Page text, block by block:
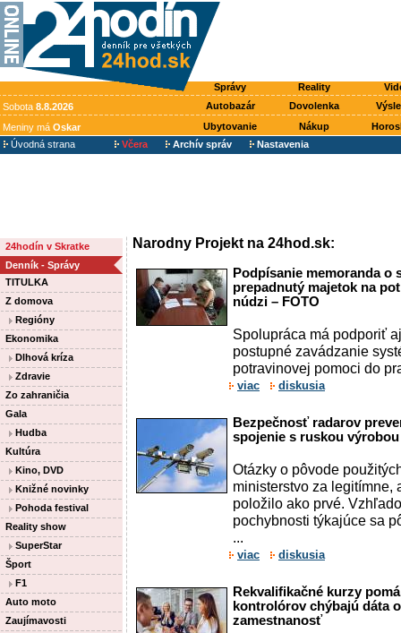
Správy Reality
Sobota 8.8.2026 Autobazár Dovolenka
Meniny má Oskar Ubytovanie Nákup
Úvodná strana
Včera Archív správ Nastavenia
24hodín v Skratke
Denník - Správy
TITULKA
Z domova
Regióny
Ekonomika
Dlhová kríza
Zdravie
Zo zahraničia
Gala
Hudba
Kultúra
Kino, DVD
Knižné novinky
Pohoda festival
Reality show
SuperStar
Šport
F1
Auto moto
Zaujímavosti
Narodny Projekt na 24hod.sk:
Podpísanie memoranda
prepadnutý majetok na
núdzi – FOTO
Spolupráca má podporiť
postupné zavádzanie
potravinovej pomoci do
viac diskusia
Bezpečnosť radarov
spojenie s ruskou výrobou
Otázky o pôvode
ministerstvo za legitímne,
položilo ako prvé.
pochybnosti týkajúce sa
...
viac diskusia
Rekvalifikačné kurzy
kontrolórov chýbajú dáta
zamestnanosť